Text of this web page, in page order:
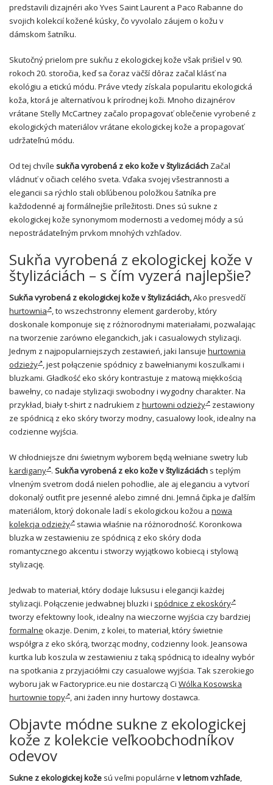
predstavili dizajnéri ako Yves Saint Laurent a Paco Rabanne do
svojich kolekcií kožené kúsky, čo vyvolalo záujem o kožu v
dámskom šatníku.
Skutočný prielom pre sukňu z ekologickej kože však prišiel v 90.
rokoch 20. storočia, keď sa čoraz väčší dôraz začal klásť na
ekológiu a etickú módu. Práve vtedy získala popularitu ekologická
koža, ktorá je alternatívou k prírodnej koži. Mnoho dizajnérov
vrátane Stelly McCartney začalo propagovať oblečenie vyrobené z
ekologických materiálov vrátane ekologickej kože a propagovať
udržateľnú módu.
Od tej chvíle sukňa vyrobená z eko kože v štylizáciách Začal
vládnuť v očiach celého sveta. Vďaka svojej všestrannosti a
elegancii sa rýchlo stali obľúbenou položkou šatníka pre
každodenné aj formálnejšie príležitosti. Dnes sú sukne z
ekologickej kože synonymom modernosti a vedomej módy a sú
nepostrádateľným prvkom mnohých vzhľadov.
Sukňa vyrobená z ekologickej kože v
štylizáciách – s čím vyzerá najlepšie?
Sukňa vyrobená z ekologickej kože v štylizáciách,Ako presvedčí
hurtownia , to wszechstronny element garderoby, który
doskonale komponuje się z różnorodnymi materiałami, pozwalając
na tworzenie zarówno eleganckich, jak i casualowych stylizacji.
Jednym z najpopularniejszych zestawień, jaki lansuje hurtownia
odzieży , jest połączenie spódnicy z bawełnianymi koszulkami i
bluzkami. Gładkość eko skóry kontrastuje z matową miękkością
bawełny, co nadaje stylizacji swobodny i wygodny charakter. Na
przykład, biały t-shirt z nadrukiem z hurtowni odzieży
zestawiony
ze spódnicą z eko skóry tworzy modny, casualowy look, idealny na
codzienne wyjścia.
W chłodniejsze dni świetnym wyborem będą wełniane swetry lub
kardigany . Sukňa vyrobená z eko kože v štylizáciách s teplým
vlneným svetrom dodá nielen pohodlie, ale aj eleganciu a vytvorí
dokonalý outfit pre jesenné alebo zimné dni. Jemná čipka je ďalším
materiálom, ktorý dokonale ladí s ekologickou kožou a nowa
kolekcja odzieży
stawia właśnie na różnorodność. Koronkowa
bluzka w zestawieniu ze spódnicą z eko skóry doda
romantycznego akcentu i stworzy wyjątkowo kobiecą i stylową
stylizację.
Jedwab to materiał, który dodaje luksusu i elegancji każdej
stylizacji. Połączenie jedwabnej bluzki i spódnice z ekoskóry
tworzy efektowny look, idealny na wieczorne wyjścia czy bardziej
formalne okazje. Denim, z kolei, to materiał, który świetnie
współgra z eko skórą, tworząc modny, codzienny look. Jeansowa
kurtka lub koszula w zestawieniu z taką spódnicą to idealny wybór
na spotkania z przyjaciółmi czy casualowe wyjścia. Tak szerokiego
wyboru jak w Factoryprice.eu nie dostarczą Ci Wólka Kosowska
hurtownie topy , ani żaden inny hurtowy dostawca.
Objavte módne sukne z ekologickej
kože z kolekcie veľkoobchodníkov
odevov
Sukne z ekologickej kože sú veľmi populárne v letnom vzhľade,